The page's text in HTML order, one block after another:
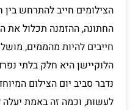
הצילומים חייב להתרחש
החתונה, ההזמנה תכלול את
חייבים להיות מהממים,
הלוקיישן היא חלק בלתי
נדבר סביב יום הצילום
לעשות, וכמה זה באמת יעלה